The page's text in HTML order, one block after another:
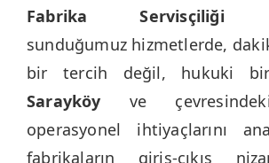
Fabrika Servisçiliği
sunduğumuz hizmetlerde,
bir tercih değil, hukuki bir
Sarayköy ve
operasyonel ihtiyaçlarını
fabrikaların giriş-çıkış